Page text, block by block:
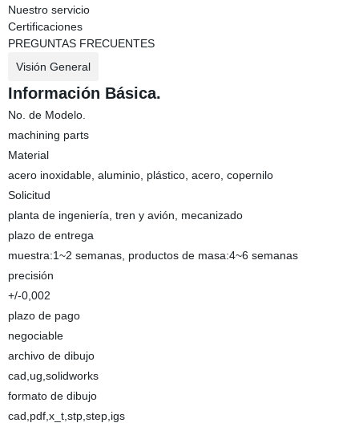
Nuestro servicio
Certificaciones
PREGUNTAS FRECUENTES
Visión General
Información Básica.
No. de Modelo.
machining parts
Material
acero inoxidable, aluminio, plástico, acero, copernilo
Solicitud
planta de ingeniería, tren y avión, mecanizado
plazo de entrega
muestra:1~2 semanas, productos de masa:4~6 semanas
precisión
+/-0,002
plazo de pago
negociable
archivo de dibujo
cad,ug,solidworks
formato de dibujo
cad,pdf,x_t,stp,step,igs